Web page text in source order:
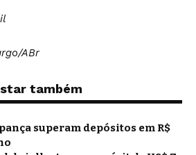
ABr
também
superam depósitos em R$